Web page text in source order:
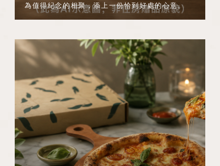
為值得紀念的相聚，添上一份恰到好處的心意。